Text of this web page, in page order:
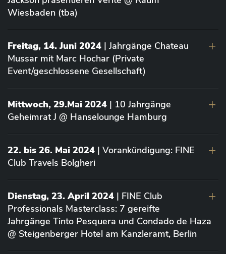
Wiesbaden (tba)
Freitag, 14. Juni 2024 | Jahrgänge Chateau
Mussar mit Marc Hochar (Private
Event/geschlossene Gesellschaft)
Mittwoch, 29.Mai 2024 | 10 Jahrgänge
Geheimrat J @ Hanselounge Hamburg
22. bis 26. Mai 2024 | Vorankündigung: FINE
Club Travels Bolgheri
Dienstag, 23. April 2024 | FINE Club
Professionals Masterclass: 7 gereifte
Jahrgänge Tinto Pesquera und Condado de Haza
@ Steigenberger Hotel am Kanzleramt, Berlin